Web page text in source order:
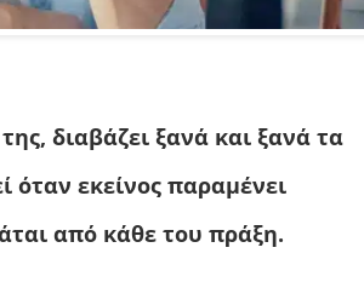
διαβάζει ξανά και ξανά τα
εκείνος παραμένει
από κάθε του πράξη.